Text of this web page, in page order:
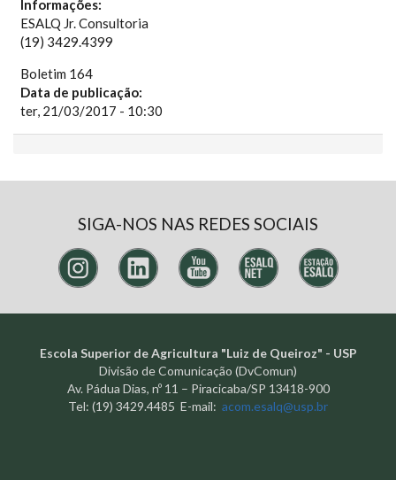
Informações:
ESALQ Jr. Consultoria
(19) 3429.4399
Boletim 164
Data de publicação:
ter, 21/03/2017 - 10:30
SIGA-NOS NAS REDES SOCIAIS
Escola Superior de Agricultura "Luiz de Queiroz" - USP
Divisão de Comunicação (DvComun)
Av. Pádua Dias, nº 11 – Piracicaba/SP 13418-900
Tel: (19) 3429.4485 E-mail: acom.esalq@usp.br